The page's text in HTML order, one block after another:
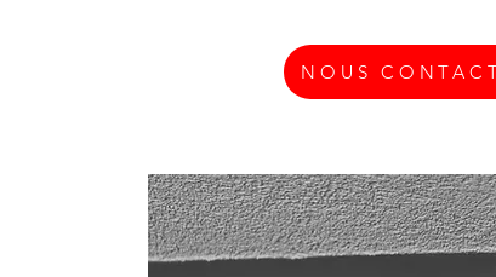
NOUS